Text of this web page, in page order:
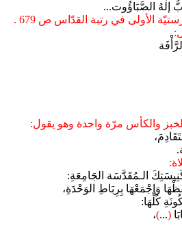
الصَّبَاؤُوت...
الأولى في رتبة القدّاس ص 679 .
والكأس مرّة واحدة وهو يقول:
الـمُقَدَّسَة الجَامِعَةِ:
وَاجْمَعْهَا بِرِبَاطِ الوَحْدَةِ،
كُلِّهَا:
(
...
)،